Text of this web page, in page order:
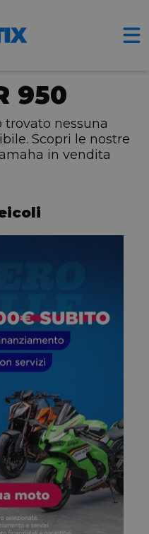
950
trovato nessuna
Scopri le nostre
in vendita